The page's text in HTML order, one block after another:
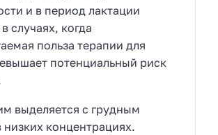
и в период лактации
случаях, когда
польза терапии для
потенциальный риск
выделяется с грудным
концентрациях.